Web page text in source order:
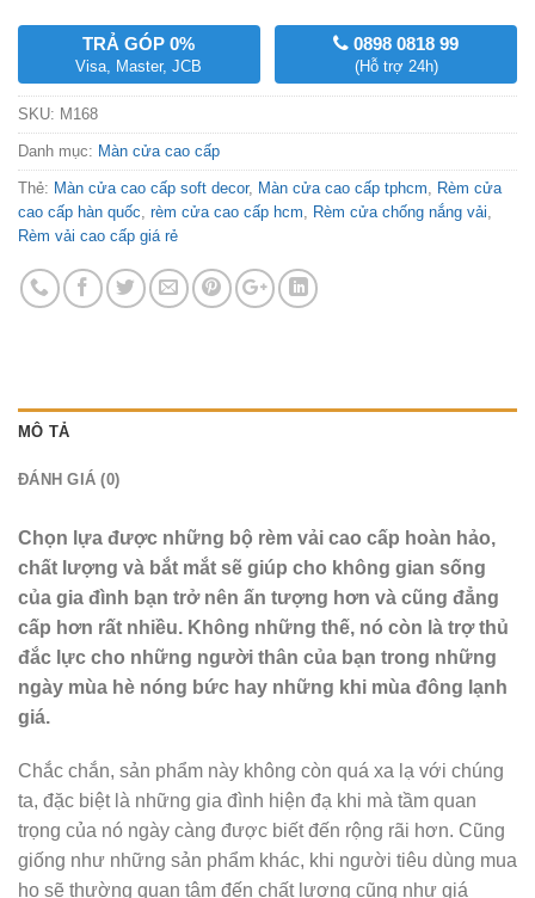
TRẢ GÓP 0%
Visa, Master, JCB
0898 0818 99
(Hỗ trợ 24h)
SKU: M168
Danh mục: Màn cửa cao cấp
Thẻ: Màn cửa cao cấp soft decor, Màn cửa cao cấp tphcm
Rèm cửa
cao cấp hàn quốc rèm cửa cao cấp hcm Rèm cửa chống nắng vải
Rèm vải cao cấp giá rẻ
MÔ TẢ
ĐÁNH GIÁ (0)
Chọn lựa được những bộ rèm vải cao cấp hoàn hảo,
chất lượng và bắt mắt sẽ giúp cho không gian sống
của gia đình bạn trở nên ấn tượng hơn và cũng đẳng
cấp hơn rất nhiều. Không những thế, nó còn là trợ thủ
đắc lực cho những người thân của bạn trong những
ngày mùa hè nóng bức hay những khi mùa đông lạnh
giá.
Chắc chắn, sản phẩm này không còn quá xa lạ với chúng
ta, đặc biệt là những gia đình hiện đạ khi mà tầm quan
trọng của nó ngày càng được biết đến rộng rãi hơn. Cũng
giống như những sản phẩm khác, khi người tiêu dùng mua
họ sẽ thường quan tâm đến chất lượng cũng như giá